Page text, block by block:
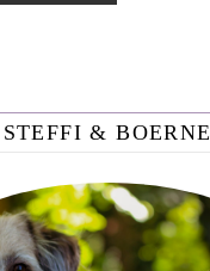
STEFFI & BOERNE